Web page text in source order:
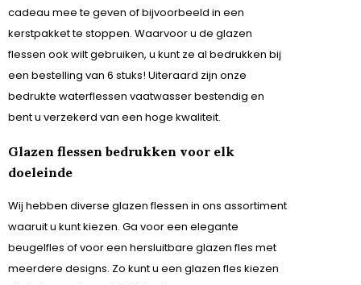
cadeau mee te geven of bijvoorbeeld in een
kerstpakket te stoppen. Waarvoor u de glazen
flessen ook wilt gebruiken, u kunt ze al bedrukken bij
een bestelling van 6 stuks! Uiteraard zijn onze
bedrukte waterflessen vaatwasser bestendig en
bent u verzekerd van een hoge kwaliteit.
Glazen flessen bedrukken voor elk
doeleinde
Wij hebben diverse glazen flessen in ons assortiment
waaruit u kunt kiezen. Ga voor een elegante
beugelfles of voor een hersluitbare glazen fles met
meerdere designs. Zo kunt u een glazen fles kiezen